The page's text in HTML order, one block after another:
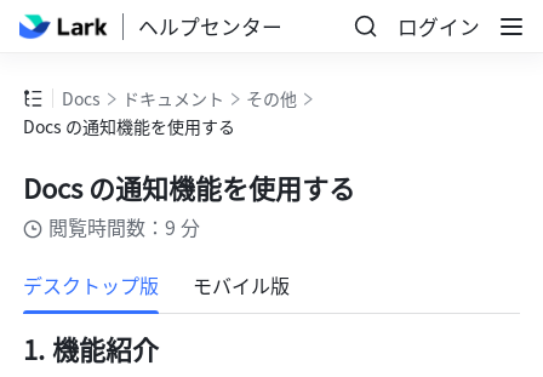
ヘルプセンター ログイン
Docs ドキュメント
その他
Docs の通知機能を使用する
Docs の通知機能を使用する
閲覧時間数：9 分
デスクトップ版
モバイル版
機能紹介